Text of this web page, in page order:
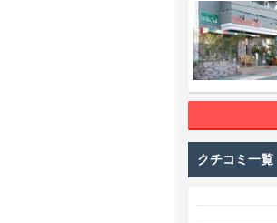
クチコミ一覧